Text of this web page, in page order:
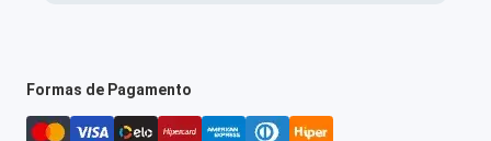
Formas de Pagamento